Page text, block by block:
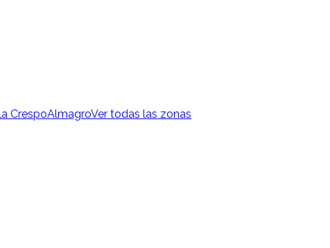
CrespoAlmagroVer todas las zonas